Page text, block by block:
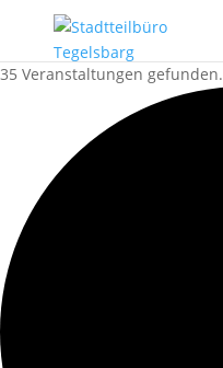
35 Veranstaltungen gefunden.